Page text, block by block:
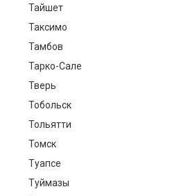
Тайшет
Таксимо
Тамбов
Тарко-Сале
Тверь
Тобольск
Тольятти
Томск
Туапсе
Туймазы